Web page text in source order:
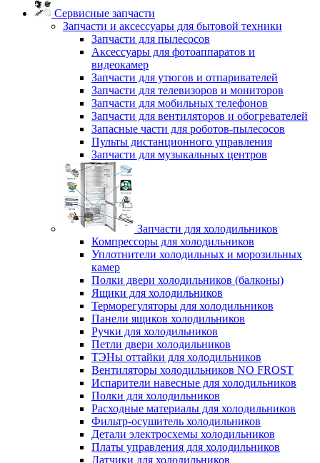
Сервисные запчасти
Запчасти и аксессуары для бытовой техники
Запчасти для пылесосов
Аксессуары для фотоаппаратов и
видеокамер
Запчасти для утюгов и отпаривателей
Запчасти для телевизоров и мониторов
Запчасти для мобильных телефонов
Запчасти для вентиляторов и обогревателей
Запасные части для роботов-пылесосов
Пульты дистанционного управления
Запчасти для музыкальных центров
Запчасти для холодильников
Компрессоры для холодильников
Уплотнители холодильных и морозильных
камер
Полки двери холодильников (балконы)
Ящики для холодильников
Терморегуляторы для холодильников
Панели ящиков холодильников
Ручки для холодильников
Петли двери холодильников
ТЭНы оттайки для холодильников
Вентиляторы холодильников NO FROST
Испарители навесные для холодильников
Полки для холодильников
Расходные материалы для холодильников
Фильтр-осушитель холодильников
Детали электросхемы холодильников
Платы управления для холодильников
Датчики для холодильников